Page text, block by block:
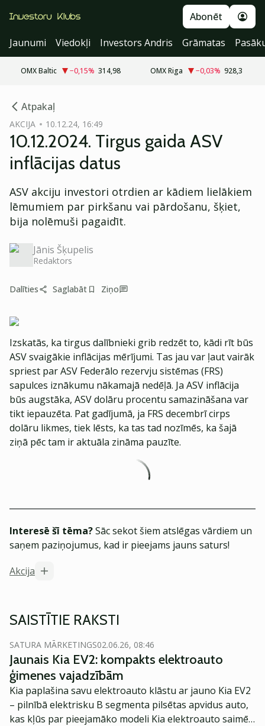
Abonēt
Jaunumi
Viedokļi Investors Andris Grāmatas
OMX Baltic −0,15% 314,98 OMX Riga −0,03% 928,3
Atpakaļ
AKCIJA 10.12.24, 16:49
10.12.2024. Tirgus gaida ASV
inflācijas datus
ASV akciju investori otrdien ar kādiem lielākiem
lēmumiem par pirkšanu vai pārdošanu, šķiet,
bija nolēmuši pagaidīt.
Jānis Šķupelis
Redaktors
Dalīties Saglabāt Ziņo
Izskatās, ka tirgus dalībnieki grib redzēt to, kādi rīt būs
ASV svaigākie inflācijas mērījumi. Tas jau var ļaut vairāk
spriest par ASV Federālo rezervju sistēmas (FRS)
sapulces iznākumu nākamajā nedēļā. Ja ASV inflācija
būs augstāka, ASV dolāru procentu samazināšana var
tikt iepauzēta. Pat gadījumā, ja FRS decembrī cirps
dolāru likmes, tiek lēsts, ka tas tad nozīmēs, ka šajā
ziņā pēc tam ir aktuāla zināma pauzīte.
Interesē šī tēma?Sāc sekot šiem atslēgas vārdiem un
saņem paziņojumus, kad ir pieejams jauns saturs!
Akcija
SAISTĪTIE RAKSTI
SATURA MĀRKETINGS02.06.26, 08:46
Jaunais Kia EV2: kompakts elektroauto
ģimenes vajadzībām
Kia paplašina savu elektroauto klāstu ar jauno Kia EV2
– pilnībā elektrisku B segmenta pilsētas apvidus auto,
kas kļūs par pieejamāko modeli Kia elektroauto saimē